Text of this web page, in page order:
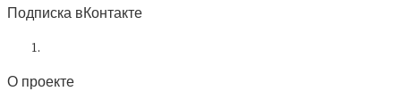
Подписка вКонтакте
О проекте